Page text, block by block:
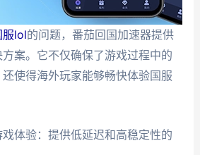
服lol的问题，番茄回国加速器提供
案。它不仅确保了游戏过程中的
使得海外玩家能够畅快体验国服
体验：提供低延迟和高稳定性的